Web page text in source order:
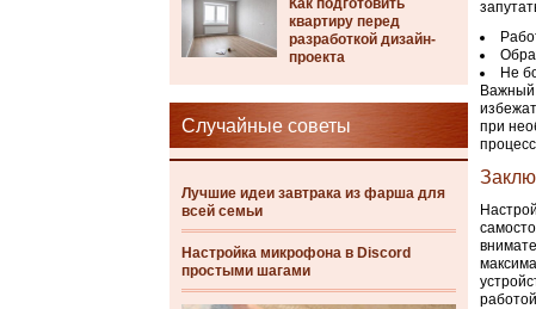
Как подготовить
квартиру перед
разработкой дизайн-
проекта
Случайные советы
Лучшие идеи завтрака из фарша для
всей семьи
Настройка микрофона в Discord
простыми шагами
Не
Важный
при